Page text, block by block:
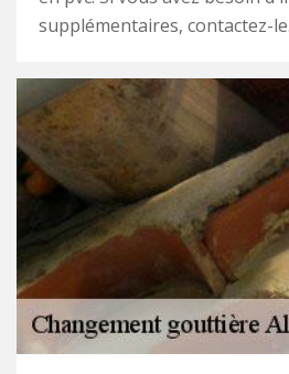
supplémentaires, contactez-le.